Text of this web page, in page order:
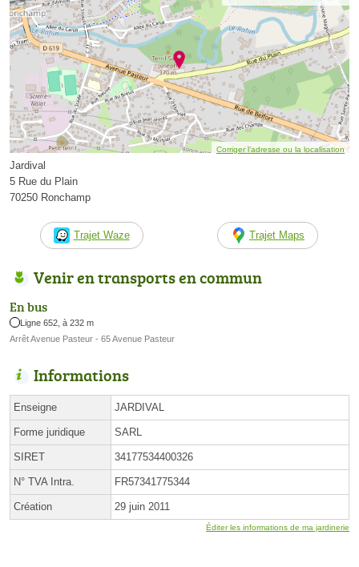
Corriger l’adresse ou la localisation
Jardival
5 Rue du Plain
70250 Ronchamp
Trajet Waze Trajet Maps
Venir en transports en commun
En bus
Ligne 652, à 232 m
Arrêt Avenue Pasteur - 65 Avenue Pasteur
Informations
Enseigne JARDIVAL
Forme juridique SARL
SIRET 34177534400326
N° TVA Intra. FR57341775344
Création 29 juin 2011
Éditer les informations de ma jardinerie